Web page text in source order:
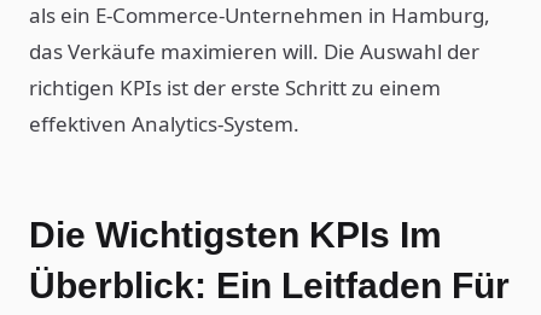
als ein E-Commerce-Unternehmen in Hamburg,
das Verkäufe maximieren will. Die Auswahl der
richtigen KPIs ist der erste Schritt zu einem
effektiven Analytics-System.
Die Wichtigsten KPIs Im
Überblick: Ein Leitfaden Für